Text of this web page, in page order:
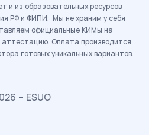
и из образовательных ресурсов
РФ и ФИПИ. Мы не храним у себя
официальные КИМы на
аттестацию. Оплата производится
готовых уникальных вариантов.
– ESUO